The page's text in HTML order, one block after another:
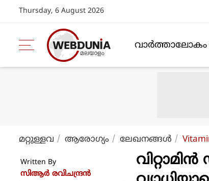
Thursday, 6 August 2026
വാര്‍ത്താലോകം
മറ്റുള്ളവ ആരോഗ്യം ലേഖനങ്ങള്‍
Written By
സിആര്‍ രവിചന്ദ്രന്‍